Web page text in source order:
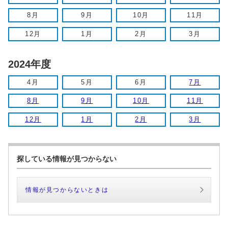
8月 9月 10月 11月
12月 1月 2月 3月
2024年度
4月 5月 6月 7月
8月 9月 10月 11月
12月 1月 2月 3月
探している情報が見つからない
情報が見つからないときは